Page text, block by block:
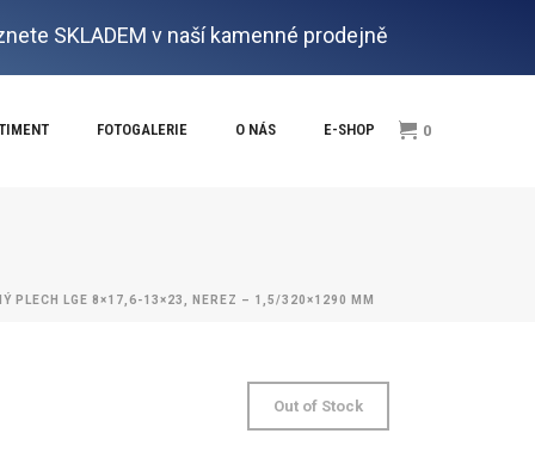
SKLADEM v naší kamenné prodejně
FOTOGALERIE O NÁS E-SHOP 0
PLECH LGE 8×17,6-13×23, NEREZ – 1,5/320×1290 MM
Out of Stock